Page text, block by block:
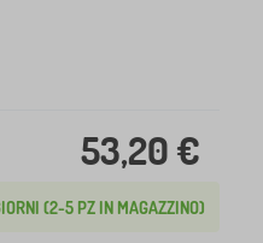
53,20 €
(2-5 PZ IN MAGAZZINO)